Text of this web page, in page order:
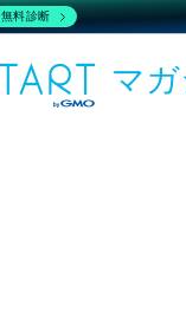
マ
無料診断